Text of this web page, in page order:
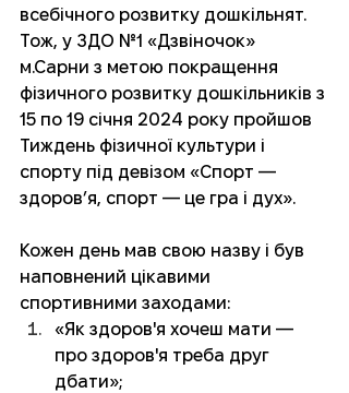
всебічного розвитку дошкільнят.
Тож, у ЗДО №1 «Дзвіночок»
м.Сарни з метою покращення
фізичного розвитку дошкільників з
15 по 19 січня 2024 року пройшов
Тиждень фізичної культури і
спорту під девізом «Спорт —
здоров’я, спорт — це гра і дух».
Кожен день мав свою назву і був
наповнений цікавими
спортивними заходами:
«Як здоров'я хочеш мати —
про здоров'я треба друг
дбати»;